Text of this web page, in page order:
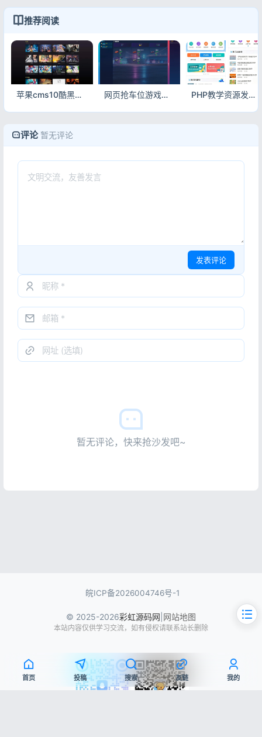
推荐阅读
苹果cms10酷黑渐变自适应视频站模板 影视网站自适应主题源码 网页抢车位游戏源码全开源 经典停车模拟H5小游戏完整可运行代码下载 PHP教学资源发布网站源码 自适应资料文章教材分享平台源码
评论 暂无评论
发表评论
暂无评论，快来抢沙发吧~
皖ICP备2026004746号-1
© 2025-2026彩虹源码网 网站地图
本站内容仅供学习交流，如有侵权请联系站长删除
首页 投稿 搜索 友链 我的